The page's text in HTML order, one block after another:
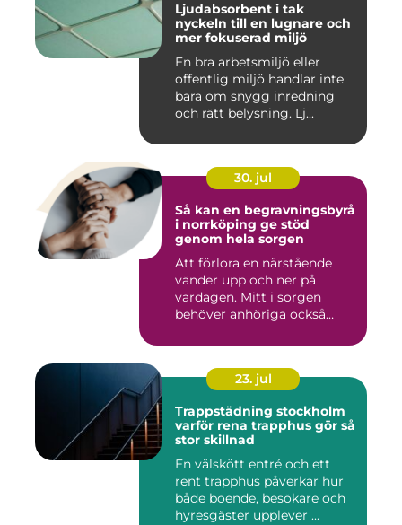
Ljudabsorbent i tak
nyckeln till en lugnare och
mer fokuserad miljö
En bra arbetsmiljö eller
offentlig miljö handlar inte
bara om snygg inredning
och rätt belysning. Lj...
30. jul
Så kan en begravningsbyrå
i norrköping ge stöd
genom hela sorgen
Att förlora en närstående
vänder upp och ner på
vardagen. Mitt i sorgen
behöver anhöriga också
23. jul
Trappstädning stockholm
varför rena trapphus gör så
stor skillnad
En välskött entré och ett
rent trapphus påverkar hur
både boende, besökare och
hyresgäster upplever ...